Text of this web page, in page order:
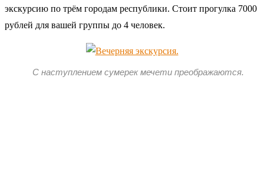
экскурсию по трём городам республики. Стоит прогулка 7000
рублей для вашей группы до 4 человек.
С наступлением сумерек мечети преображаются.